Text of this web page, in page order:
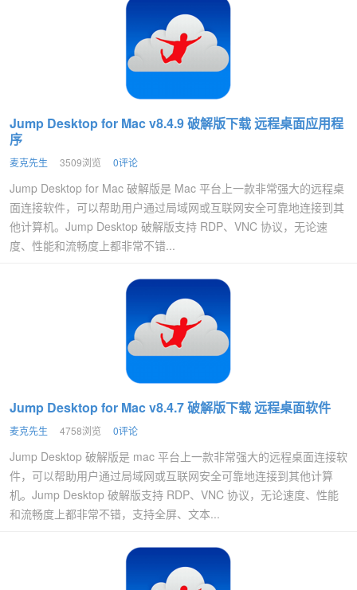
Jump Desktop for Mac v8.4.9 破解版下载 远程桌面应用程
序
麦克先生 3509浏览 0评论
Jump Desktop for Mac 破解版是 Mac 平台上一款非常强大的远程桌
面连接软件，可以帮助用户通过局域网或互联网安全可靠地连接到其
他计算机。Jump Desktop 破解版支持 RDP、VNC 协议，无论速
度、性能和流畅度上都非常不错...
Jump Desktop for Mac v8.4.7 破解版下载 远程桌面软件
麦克先生 4758浏览 0评论
Jump Desktop 破解版是 mac 平台上一款非常强大的远程桌面连接软
件，可以帮助用户通过局域网或互联网安全可靠地连接到其他计算
机。Jump Desktop 破解版支持 RDP、VNC 协议，无论速度、性能
和流畅度上都非常不错，支持全屏、文本...